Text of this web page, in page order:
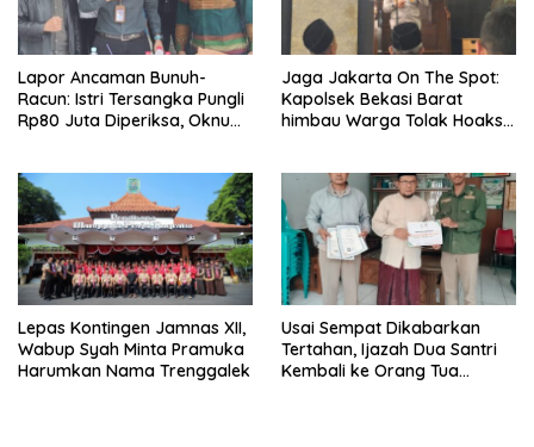
Lapor Ancaman Bunuh-
Racun: Istri Tersangka Pungli
Rp80 Juta Diperiksa, Oknum
Jaga Jakarta On The Spot:
Kapolsek Bekasi Barat
himbau Warga Tolak Hoaks
Lepas Kontingen Jamnas XII,
Wabup Syah Minta Pramuka
Harumkan Nama Trenggalek
Usai Sempat Dikabarkan
Tertahan, Ijazah Dua Santri
Kembali ke Orang Tua